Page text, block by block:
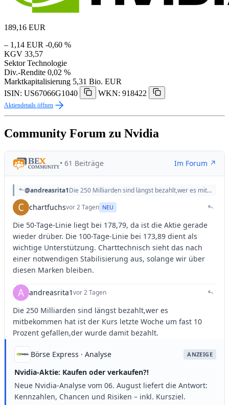
189,16 EUR
– 1,14 EUR -0,60 %
KGV 33,57
Sektor Technologie
Div.-Rendite 0,02 %
Marktkapitalisierung 5,31 Bio. EUR
ISIN: US67066G1040
WKN: 918422
Aktiendetails öffnen
Community Forum zu Nvidia